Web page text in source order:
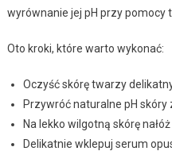
wyrównanie jej pH przy pomocy
Oto kroki, które warto wykonać:
Oczyść skórę twarzy
Przywróć naturalne pH skóry
Na lekko wilgotną skórę
Delikatnie wklepuj serum